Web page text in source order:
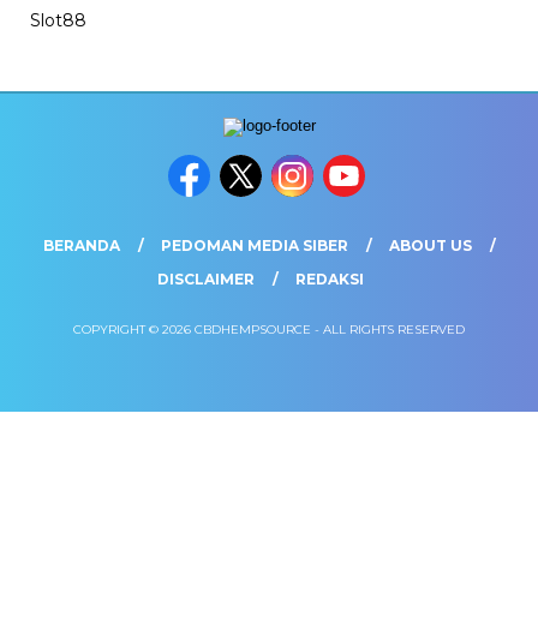
Slot88
BERANDA PEDOMAN MEDIA SIBER
ABOUT US
DISCLAIMER
REDAKSI
COPYRIGHT © 2026 CBDHEMPSOURCE - ALL RIGHTS RESERVED